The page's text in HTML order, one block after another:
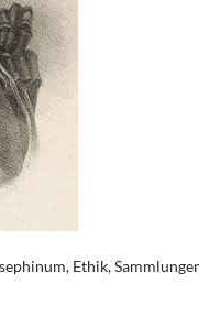
Ethik,